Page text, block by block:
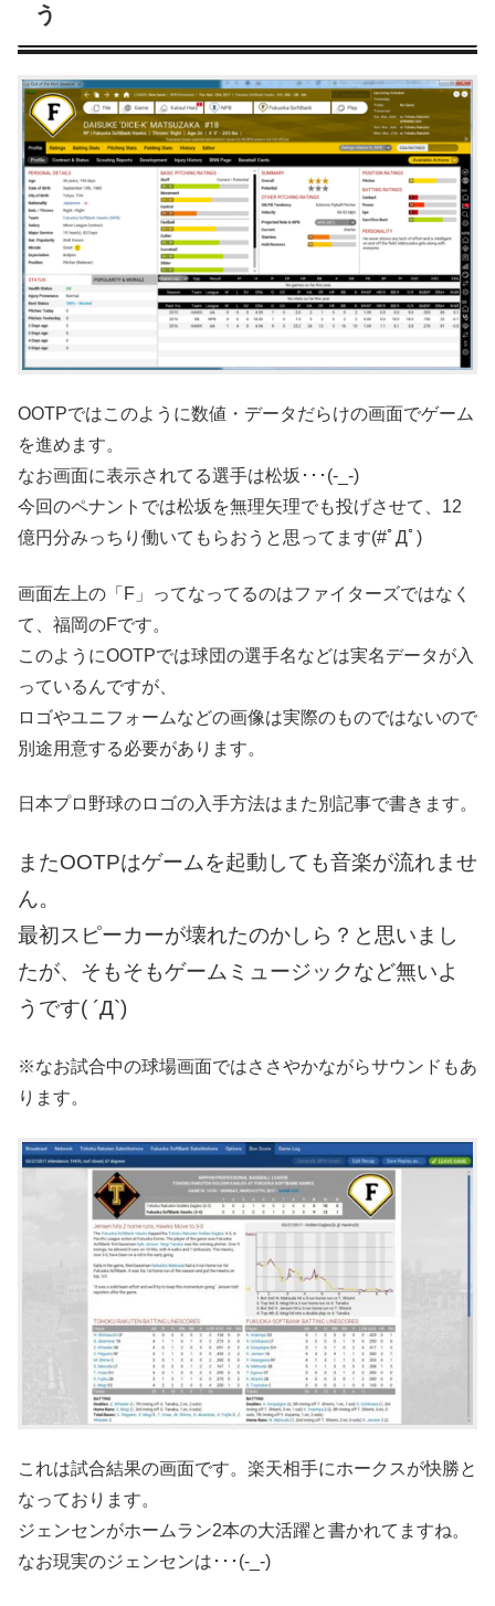
う
OOTPではこのように数値・データだらけの画面でゲーム
を進めます。
なお画面に表示されてる選手は松坂･･･(-_-)
今回のペナントでは松坂を無理矢理でも投げさせて、12
億円分みっちり働いてもらおうと思ってます(#ﾟДﾟ)
画面左上の「F」ってなってるのはファイターズではなく
て、福岡のFです。
このようにOOTPでは球団の選手名などは実名データが入
っているんですが、
ロゴやユニフォームなどの画像は実際のものではないので
別途用意する必要があります。
日本プロ野球のロゴの入手方法はまた別記事で書きます。
またOOTPはゲームを起動しても音楽が流れませ
ん。
最初スピーカーが壊れたのかしら？と思いまし
たが、そもそもゲームミュージックなど無いよ
うです( ´Д`)
※なお試合中の球場画面ではささやかながらサウンドもあ
ります。
これは試合結果の画面です。楽天相手にホークスが快勝と
なっております。
ジェンセンがホームラン2本の大活躍と書かれてますね。
なお現実のジェンセンは･･･(-_-)